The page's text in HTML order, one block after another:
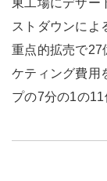
ストダウンによ
重点的拡売で27
ケティング費用
プの7分の1の11